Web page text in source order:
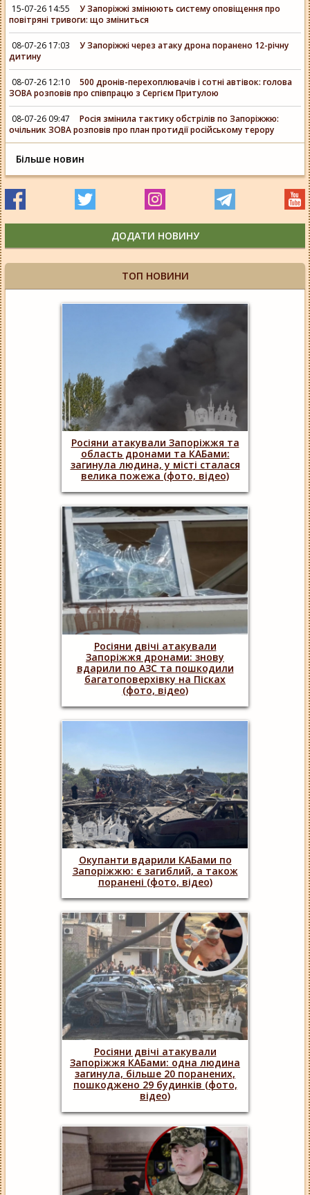
15-07-26 14:55
У Запоріжжі змінюють систему оповіщення про
повітряні тривоги: що зміниться
08-07-26 17:03
У Запоріжжі через атаку дрона поранено 12-річну
дитину
08-07-26 12:10
500 дронів-перехоплювачів і сотні автівок: голова
ЗОВА розповів про співпрацю з Сергієм Притулою
08-07-26 09:47
Росія змінила тактику обстрілів по Запоріжжю:
очільник ЗОВА розповів про план протидії російському терору
Більше новин
ДОДАТИ НОВИНУ
ТОП НОВИНИ
Росіяни атакували Запоріжжя та
область дронами та КАБами:
загинула людина, у місті сталася
велика пожежа (фото, відео)
Росіяни двічі атакували
Запоріжжя дронами: знову
вдарили по АЗС та пошкодили
багатоповерхівку на Пісках
(фото, відео)
Окупанти вдарили КАБами по
Запоріжжю: є загиблий, а також
поранені (фото, відео)
Росіяни двічі атакували
Запоріжжя КАБами: одна людина
загинула, більше 20 поранених,
пошкоджено 29 будинків (фото,
відео)